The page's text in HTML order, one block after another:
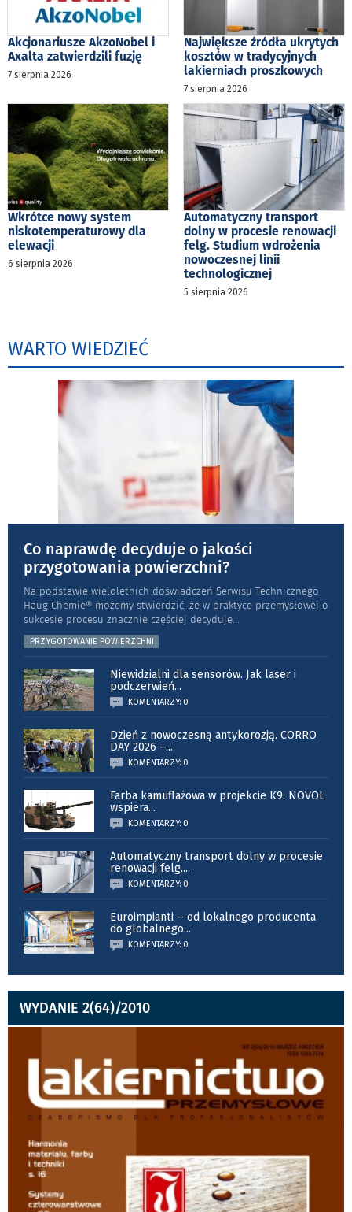
Akcjonariusze AkzoNobel i
Axalta zatwierdzili fuzję
7 sierpnia 2026
Największe źródła ukrytych
kosztów w tradycyjnych
lakierniach proszkowych
7 sierpnia 2026
Wkrótce nowy system
niskotemperaturowy dla
elewacji
6 sierpnia 2026
Automatyczny transport
dolny w procesie renowacji
felg. Studium wdrożenia
nowoczesnej linii
technologicznej
5 sierpnia 2026
WARTO WIEDZIEĆ
Co naprawdę decyduje o jakości
przygotowania powierzchni?
Na podstawie wieloletnich doświadczeń Serwisu Technicznego
Haug Chemie® możemy stwierdzić, że w praktyce przemysłowej o
sukcesie procesu znacznie częściej decyduje
PRZYGOTOWANIE POWIERZCHNI
Niewidzialni dla sensorów. Jak laser i
podczerwień...
KOMENTARZY: 0
Dzień z nowoczesną antykorozją. CORRO
DAY 2026 –...
KOMENTARZY: 0
Farba kamuflażowa w projekcie K9. NOVOL
wspiera...
KOMENTARZY: 0
Automatyczny transport dolny w procesie
renowacji felg....
KOMENTARZY: 0
Euroimpianti – od lokalnego producenta
do globalnego...
KOMENTARZY: 0
WYDANIE 2(64)/2010